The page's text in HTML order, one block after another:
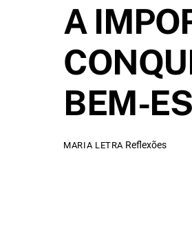
A
BEM-
MARIA LETRA Reflexões